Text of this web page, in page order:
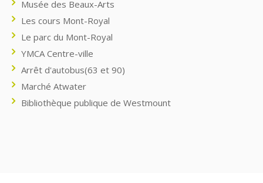
Musée des Beaux-Arts
Les cours Mont-Royal
Le parc du Mont-Royal
YMCA Centre-ville
Arrêt d'autobus(63 et 90)
Marché Atwater
Bibliothèque publique de Westmount